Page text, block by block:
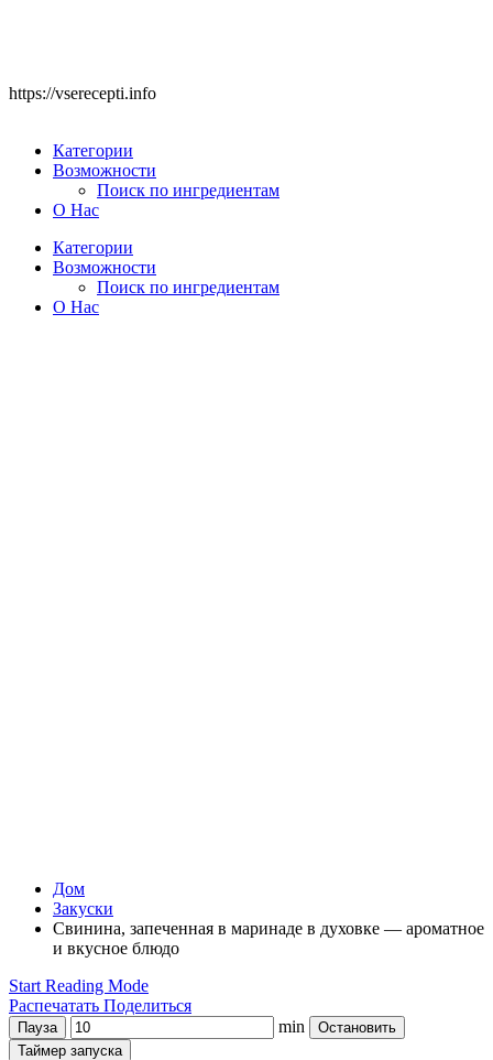
https://vserecepti.info
Категории
Возможности
Поиск по ингредиентам
О Нас
Категории
Возможности
Поиск по ингредиентам
О Нас
Дом
Закуски
Свинина, запеченная в маринаде в духовке — ароматное
и вкусное блюдо
Start Reading Mode
Распечатать Поделиться
Пауза min
Остановить
Таймер запуска